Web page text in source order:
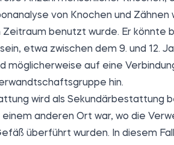
von Knochen und
Zeitraum benutzt wurde. Er könnte
etwa zwischen dem 9. und 12.
möglicherweise auf eine
hin.
wird als Sekundärbestattung
anderen Ort war, wo die
überführt wurden. In diesem